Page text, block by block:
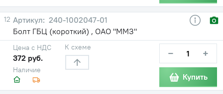
12
240-1002047-01
Болт ГБЦ (короткий) , ОАО "ММЗ"
Наличие
Цена с НДС
372 руб.
К схеме − +
Купить